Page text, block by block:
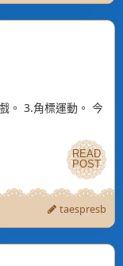
。 3.角標運動。 今
READ
POST
READ
POST
taespresb